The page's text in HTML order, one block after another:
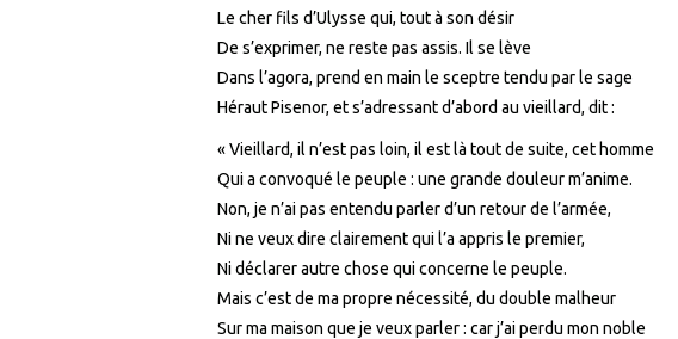
Le cher fils d’Ulysse qui, tout à son désir
De s’exprimer, ne reste pas assis. Il se lève
Dans l’agora, prend en main le sceptre tendu par le sage
Héraut Pisenor, et s’adressant d’abord au vieillard, dit :
« Vieillard, il n’est pas loin, il est là tout de suite, cet homme
Qui a convoqué le peuple : une grande douleur m’anime.
Non, je n’ai pas entendu parler d’un retour de l’armée,
Ni ne veux dire clairement qui l’a appris le premier,
Ni déclarer autre chose qui concerne le peuple.
Mais c’est de ma propre nécessité, du double malheur
Sur ma maison que je veux parler : car j’ai perdu mon noble